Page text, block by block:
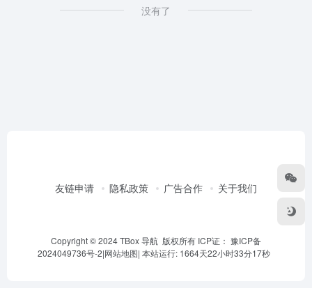
没有了
友链申请 隐私政策 广告合作 关于我们
Copyright © 2024 TBox 导航 版权所有 ICP证： 豫ICP备
2024049736号-2|网站地图| 本站运行: 1664天22小时33分17秒